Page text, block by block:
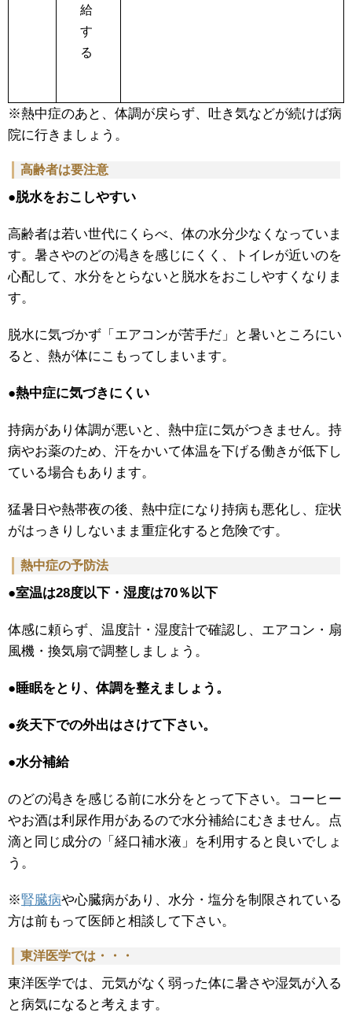
給
す
る
※熱中症のあと、体調が戻らず、吐き気などが続けば病
院に行きましょう。
高齢者は要注意
●脱水をおこしやすい
高齢者は若い世代にくらべ、体の水分少なくなっていま
す。暑さやのどの渇きを感じにくく、トイレが近いのを
心配して、水分をとらないと脱水をおこしやすくなりま
す。
脱水に気づかず「エアコンが苦手だ」と暑いところにい
ると、熱が体にこもってしまいます。
●熱中症に気づきにくい
持病があり体調が悪いと、熱中症に気がつきません。持
病やお薬のため、汗をかいて体温を下げる働きが低下し
ている場合もあります。
猛暑日や熱帯夜の後、熱中症になり持病も悪化し、症状
がはっきりしないまま重症化すると危険です。
熱中症の予防法
●室温は28度以下・湿度は70％以下
体感に頼らず、温度計・湿度計で確認し、エアコン・扇
風機・換気扇で調整しましょう。
●睡眠をとり、体調を整えましょう。
●炎天下での外出はさけて下さい。
●水分補給
のどの渇きを感じる前に水分をとって下さい。コーヒー
やお酒は利尿作用があるので水分補給にむきません。点
滴と同じ成分の「経口補水液」を利用すると良いでしょ
う。
※腎臓病や心臓病があり、水分・塩分を制限されている
方は前もって医師と相談して下さい。
東洋医学では・・・
東洋医学では、元気がなく弱った体に暑さや湿気が入る
と病気になると考えます。